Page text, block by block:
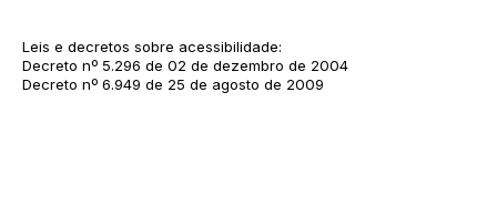
Leis e decretos sobre acessibilidade:
Decreto nº 5.296 de 02 de dezembro de 2004
Decreto nº 6.949 de 25 de agosto de 2009